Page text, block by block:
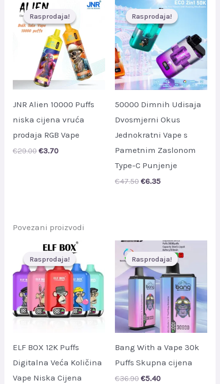
Rasprodaja!
Rasprodaja!
JNR Alien 10000 Puffs
niska cijena vruća
prodaja RGB Vape
€29.00 Original
€3.70Current
Rasprodaja!
Rasprodaja!
50000 Dimnih Udisaja
Dvosmjerni Okus
Jednokratni Vape s
Pametnim Zaslonom
Type-C Punjenje
€47.50 Original
€6.35Current
Povezani proizvodi
Rasprodaja!
Rasprodaja!
ELF BOX 12K Puffs
Digitalna Veća Količina
Vape Niska Cijena
Rasprodaja!
Rasprodaja!
Bang With a Vape 30k
Puffs Skupna cijena
€36.90 Original
€5.40Current